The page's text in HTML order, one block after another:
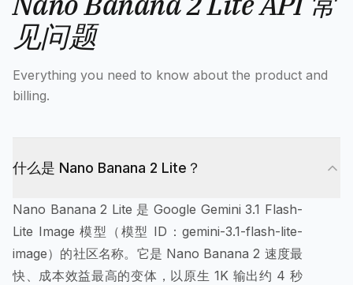
见问题
Everything you need to know about the product and
billing.
什么是 Nano Banana 2 Lite？
Nano Banana 2 Lite 是 Google Gemini 3.1 Flash-
Lite Image 模型（模型 ID：gemini-3.1-flash-lite-
image）的社区名称。它是 Nano Banana 2 速度最
快、成本效益最高的变体，以原生 1K 输出约 4 秒